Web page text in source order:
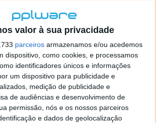
valor à sua privacidade
parceiros armazenamos e/ou acedemos
dispositivo, como cookies, e processamos
identificadores únicos e informações
um dispositivo para publicidade e
medição de publicidade e
de audiências e desenvolvimento de
permissão, nós e os nossos parceiros
e dados de geolocalização